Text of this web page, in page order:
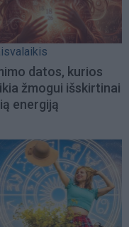
datos, kurios
žmogui išskirtinai
energiją